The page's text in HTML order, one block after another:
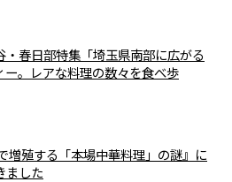
・春日部特集「埼玉県南部に広がる
。レアな料理の数々を食べ歩
増殖する「本場中華料理」の謎』に
ました